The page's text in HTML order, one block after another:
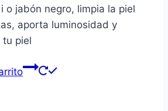
o jabón negro, limpia la piel
aporta luminosidad y
tu piel